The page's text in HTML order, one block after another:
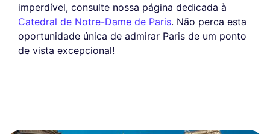
imperdível, consulte nossa página dedicada à
Catedral de Notre-Dame de Paris. Não perca esta
oportunidade única de admirar Paris de um ponto
de vista excepcional!